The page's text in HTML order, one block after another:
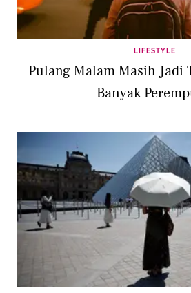
LIFESTYLE
Pulang Malam Masih Jadi
Banyak